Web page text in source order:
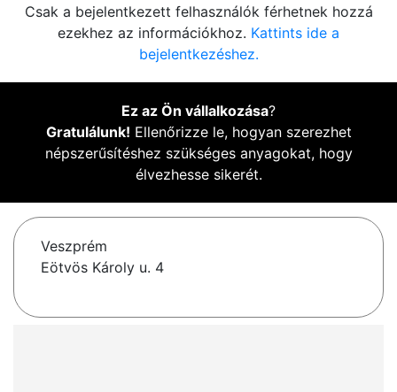
Csak a bejelentkezett felhasználók férhetnek hozzá
ezekhez az információkhoz. Kattints ide a
bejelentkezéshez.
Ez az Ön vállalkozása?
Gratulálunk! Ellenőrizze le, hogyan szerezhet
népszerűsítéshez szükséges anyagokat, hogy
élvezhesse sikerét.
Veszprém
Eötvös Károly u. 4